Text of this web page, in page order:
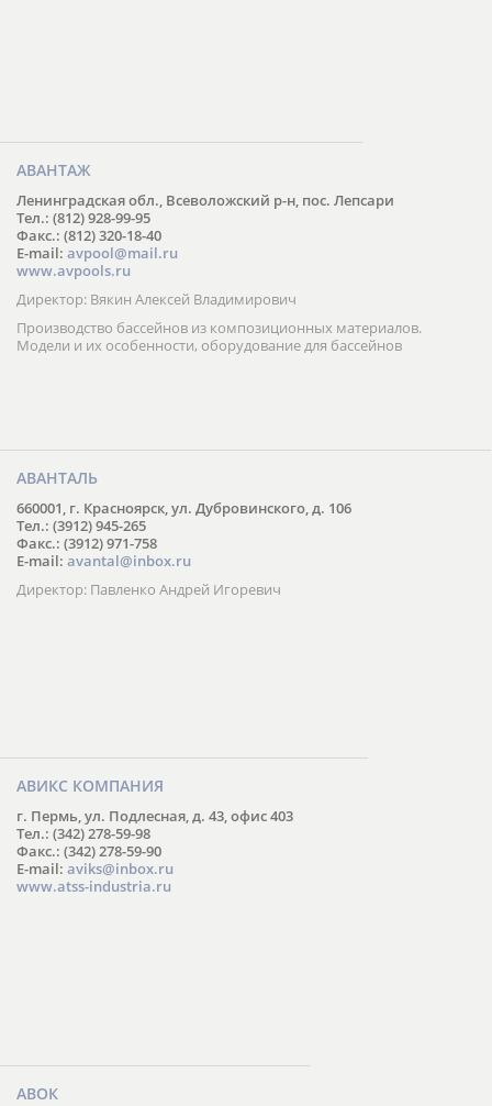
АВАНТАЖ
Ленинградская обл., Всеволожский р-н, пос. Лепсари
Тел.: (812) 928-99-95
Факс.: (812) 320-18-40
E-mail: avpool@mail.ru
www.avpools.ru
Директор: Вякин Алексей Владимирович
Производство бассейнов из композиционных материалов.
Модели и их особенности, оборудование для бассейнов
АВАНТАЛЬ
660001, г. Красноярск, ул. Дубровинского, д. 106
Тел.: (3912) 945-265
Факс.: (3912) 971-758
E-mail: avantal@inbox.ru
Директор: Павленко Андрей Игоревич
АВИКС КОМПАНИЯ
г. Пермь, ул. Подлесная, д. 43, офис 403
Тел.: (342) 278-59-98
Факс.: (342) 278-59-90
E-mail: aviks@inbox.ru
www.atss-industria.ru
АВОК